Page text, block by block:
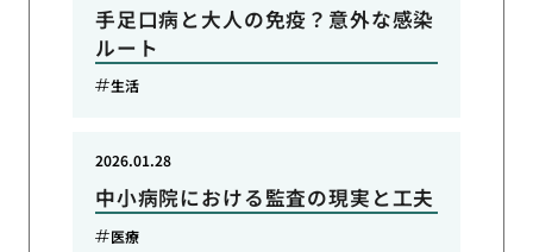
手足口病と大人の免疫？意外な感染
ルート
生活
中小病院における監査の現実と工夫
2026.01.28
医療